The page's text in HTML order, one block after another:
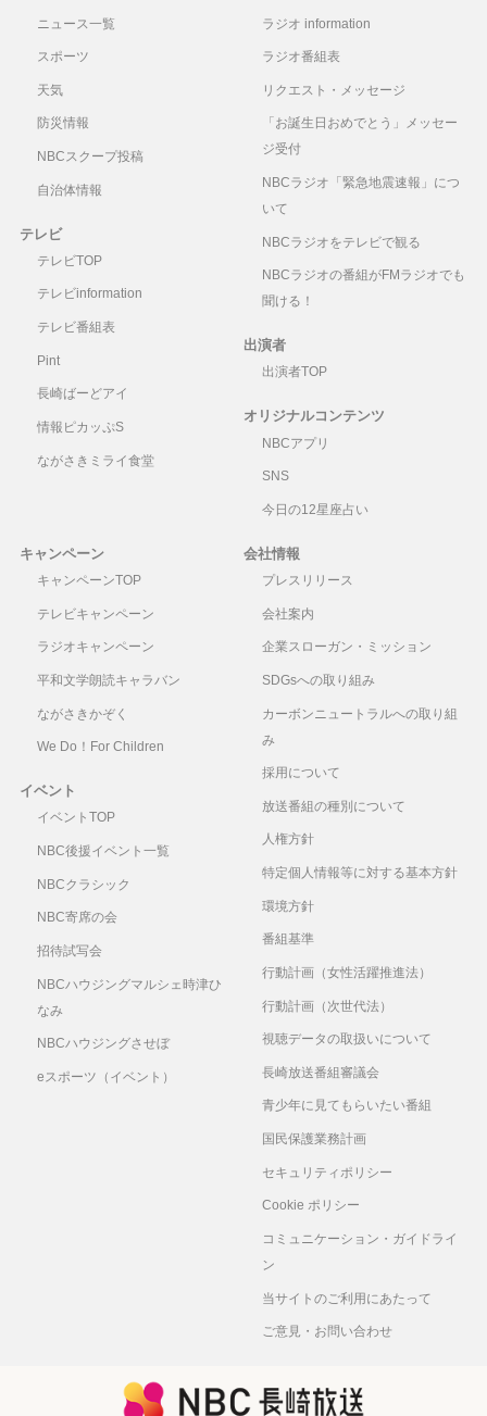
ニュース一覧
スポーツ
天気
防災情報
NBCスクープ投稿
自治体情報
テレビ
テレビTOP
テレビinformation
テレビ番組表
Pint
長崎ばーどアイ
情報ピカッぷS
ながさきミライ食堂
ラジオ information
ラジオ番組表
リクエスト・メッセージ
「お誕生日おめでとう」メッセー
ジ受付
NBCラジオ「緊急地震速報」につ
いて
NBCラジオをテレビで観る
NBCラジオの番組がFMラジオでも
聞ける！
出演者
出演者TOP
オリジナルコンテンツ
NBCアプリ
SNS
今日の12星座占い
キャンペーン
キャンペーンTOP
テレビキャンペーン
ラジオキャンペーン
平和文学朗読キャラバン
ながさきかぞく
We Do！For Children
イベント
イベントTOP
NBC後援イベント一覧
NBCクラシック
NBC寄席の会
招待試写会
NBCハウジングマルシェ時津ひ
なみ
NBCハウジングさせぼ
eスポーツ（イベント）
会社情報
プレスリリース
会社案内
企業スローガン・ミッション
SDGsへの取り組み
カーボンニュートラルへの取り組
み
採用について
放送番組の種別について
人権方針
特定個人情報等に対する基本方針
環境方針
番組基準
行動計画（女性活躍推進法）
行動計画（次世代法）
視聴データの取扱いについて
長崎放送番組審議会
青少年に見てもらいたい番組
国民保護業務計画
セキュリティポリシー
Cookie ポリシー
コミュニケーション・ガイドライ
ン
当サイトのご利用にあたって
ご意見・お問い合わせ